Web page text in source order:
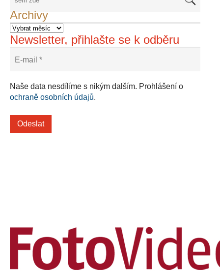
Archivy
Newsletter, přihlašte se k odběru
Naše data nesdílíme s nikým dalším. Prohlášení o
ochraně osobních údajů.